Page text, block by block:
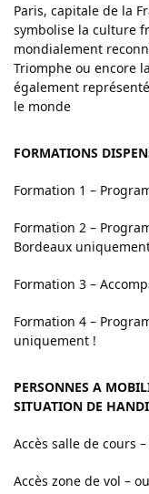
Paris, capitale de la
symbolise la culture
mondialement
Triomphe ou encore
également
le monde
FORMATIONS
Formation 1 –
Formation 2 –
Bordeaux
Formation 3 –
Formation 4 –
uniquement !
PERSONNES A
SITUATION DE
Accès salle de cours
Accès zone de vol –